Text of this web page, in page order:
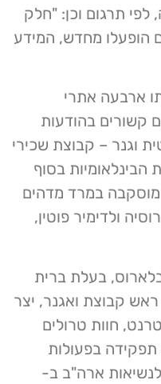
תרגום וכן: "חלק
הופעלו מחדש, המידע
ארבעה אתרי
קשורים בהודעות
וגנר – קבוצת שכירי
בסוף
במרד מדהים
ולדימיר פוטין,
בעלת ברית
ראש קבוצת ואגנר, יצר
חוות טרולים
בפעולות
ארה"ב ב-